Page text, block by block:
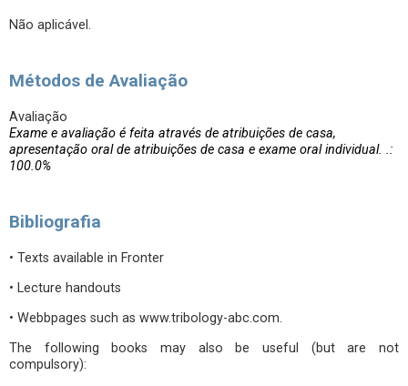
Não aplicável.
Métodos de Avaliação
Avaliação
Exame e avaliação é feita através de atribuições de casa,
apresentação oral de atribuições de casa e exame oral individual. .:
100.0%
Bibliografia
• Texts available in Fronter
• Lecture handouts
• Webbpages such as www.tribology-abc.com.
The following books may also be useful (but are not
compulsory):